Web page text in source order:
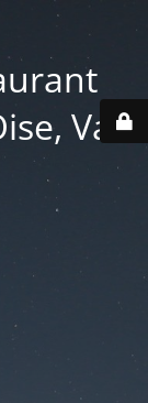
Val